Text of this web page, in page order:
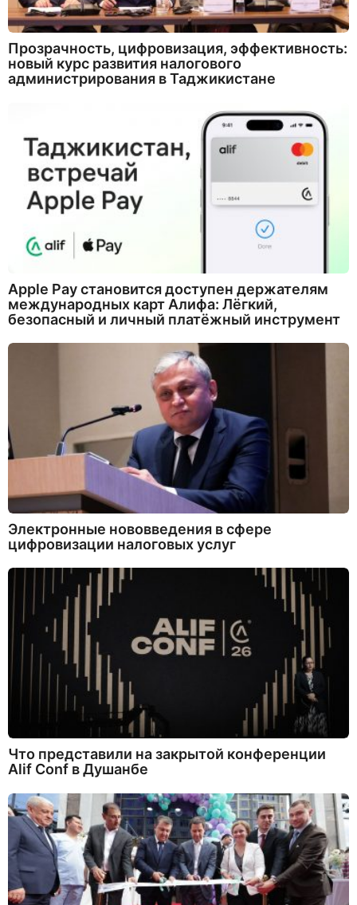
Прозрачность, цифровизация, эффективность:
новый курс развития налогового
администрирования в Таджикистане
Apple Pay становится доступен держателям
международных карт Алифа: Лёгкий,
безопасный и личный платёжный инструмент
Электронные нововведения в сфере
цифровизации налоговых услуг
Что представили на закрытой конференции
Alif Conf в Душанбе